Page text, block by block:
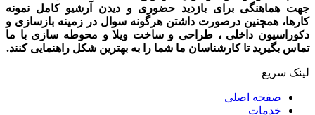
جهت هماهنگی برای بازدید حضوری و دیدن آرشیو کامل نمونه
کارها، همچنین درصورت داشتن هرگونه سوال در زمینه بازسازی و
دکوراسیون داخلی ، طراحی و ساخت ویلا و محوطه سازی با ما
تماس بگیرید تا کارشناسان ما شما را به بهترین شکل راهنمایی کنند.
لینک سریع
صفحه اصلی
خدمات